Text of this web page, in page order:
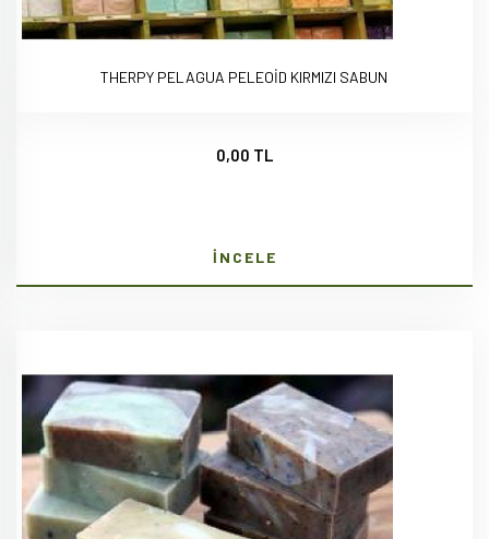
THERPY PELAGUA PELEOİD KIRMIZI SABUN
0,00 TL
İNCELE